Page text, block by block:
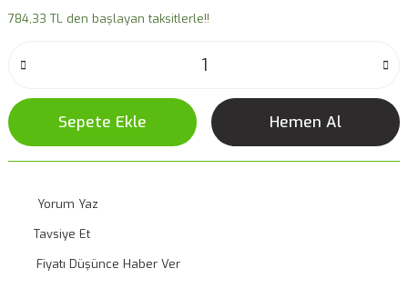
784,33 TL den başlayan taksitlerle!!
Sepete Ekle Hemen Al
Yorum Yaz
Tavsiye Et
Fiyatı Düşünce Haber Ver